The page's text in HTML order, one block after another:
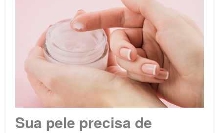
Sua pele precisa de